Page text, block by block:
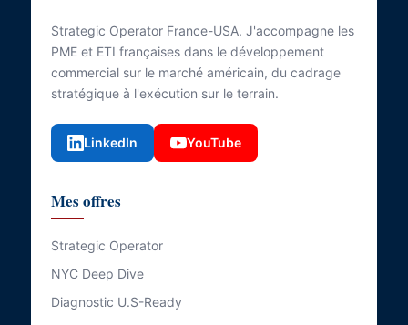
Strategic Operator France-USA. J'accompagne les
PME et ETI françaises dans le développement
commercial sur le marché américain, du cadrage
stratégique à l'exécution sur le terrain.
LinkedIn YouTube
Mes offres
Strategic Operator
NYC Deep Dive
Diagnostic U.S-Ready